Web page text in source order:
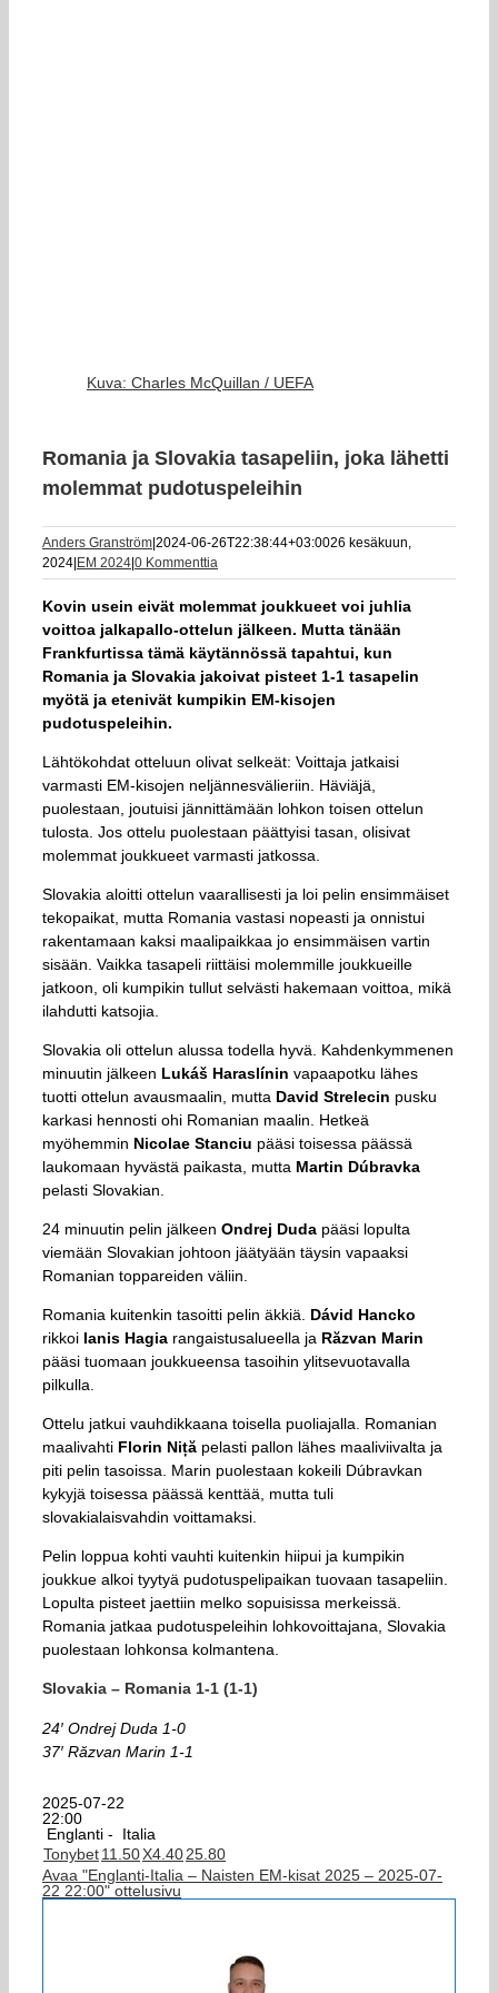
Kuva: Charles McQuillan / UEFA
Romania ja Slovakia tasapeliin, joka lähetti
molemmat pudotuspeleihin
Anders Granström 2024-06-26T22:38:44+03:0026 kesäkuun,
2024 EM 2024 0 Kommenttia
Kovin usein eivät molemmat joukkueet voi juhlia
voittoa jalkapallo-ottelun jälkeen. Mutta tänään
Frankfurtissa tämä käytännössä tapahtui, kun
Romania ja Slovakia jakoivat pisteet 1-1 tasapelin
myötä ja etenivät kumpikin EM-kisojen
pudotuspeleihin.
Lähtökohdat otteluun olivat selkeät: Voittaja jatkaisi
varmasti EM-kisojen neljännesvälieriin. Häviäjä,
puolestaan, joutuisi jännittämään lohkon toisen ottelun
tulosta. Jos ottelu puolestaan päättyisi tasan, olisivat
molemmat joukkueet varmasti jatkossa.
Slovakia aloitti ottelun vaarallisesti ja loi pelin ensimmäiset
tekopaikat, mutta Romania vastasi nopeasti ja onnistui
rakentamaan kaksi maalipaikkaa jo ensimmäisen vartin
sisään. Vaikka tasapeli riittäisi molemmille joukkueille
jatkoon, oli kumpikin tullut selvästi hakemaan voittoa, mikä
ilahdutti katsojia.
Slovakia oli ottelun alussa todella hyvä. Kahdenkymmenen
minuutin jälkeen Lukáš Haraslínin vapaapotku lähes
tuotti ottelun avausmaalin, mutta David Strelecin pusku
karkasi hennosti ohi Romanian maalin. Hetkeä
myöhemmin Nicolae Stanciu pääsi toisessa päässä
laukomaan hyvästä paikasta, mutta Martin Dúbravka
pelasti Slovakian.
24 minuutin pelin jälkeen Ondrej Duda pääsi lopulta
viemään Slovakian johtoon jäätyään täysin vapaaksi
Romanian toppareiden väliin.
Romania kuitenkin tasoitti pelin äkkiä. Dávid Hancko
rikkoi Ianis Hagia rangaistusalueella ja Răzvan Marin
pääsi tuomaan joukkueensa tasoihin ylitsevuotavalla
pilkulla.
Ottelu jatkui vauhdikkaana toisella puoliajalla. Romanian
maalivahti Florin Niță pelasti pallon lähes maaliviivalta ja
piti pelin tasoissa. Marin puolestaan kokeili Dúbravkan
kykyjä toisessa päässä kenttää, mutta tuli
slovakialaisvahdin voittamaksi.
Pelin loppua kohti vauhti kuitenkin hiipui ja kumpikin
joukkue alkoi tyytyä pudotuspelipaikan tuovaan tasapeliin.
Lopulta pisteet jaettiin melko sopuisissa merkeissä.
Romania jatkaa pudotuspeleihin lohkovoittajana, Slovakia
puolestaan lohkonsa kolmantena.
Slovakia – Romania 1-1 (1-1)
24′ Ondrej Duda 1-0
37′ Răzvan Marin 1-1
2025-07-22
22:00
Englanti -
Italia
Tonybet11.50X4.4025.80
Avaa "Englanti-Italia – Naisten EM-kisat 2025 – 2025-07-
22 22:00" ottelusivu